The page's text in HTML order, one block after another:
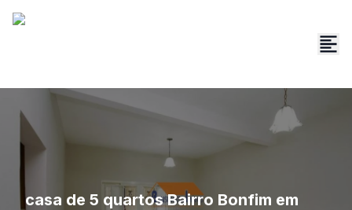
casa de 5 quartos Bairro Bonfim em